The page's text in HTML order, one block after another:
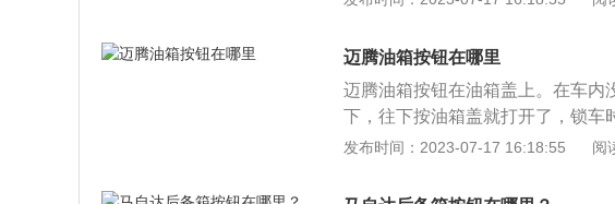
右），按下尾箱上的开关，就可以
制如果车型既未配备按钮也没有拉
只要打开中控锁，就可以从后面拉
一扫，尾箱盖就是优雅的打开。
在内饰方面该车的出风口造型以及
门板、出风口或是排挡杆周围，
质感。汽车后备箱不能放过重的物
太多过重的物品的话不仅容易导
汽车的前后失去了重量的平衡，很
迈腾油箱按钮在哪里
迈腾油箱按钮在油箱盖上。在车内
下，往下按油箱盖就打开了，锁车
动机是德国大众汽车最新一代发动
油缸内直喷技术结合在一起，使其
发布时间：2023-07-17 16:18:55 阅